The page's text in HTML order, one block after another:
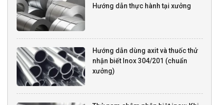
Hướng dẫn thực hành tại xưởng
Hướng dẫn dùng axit và thuốc thử
nhận biết Inox 304/201 (chuẩn
xưởng)